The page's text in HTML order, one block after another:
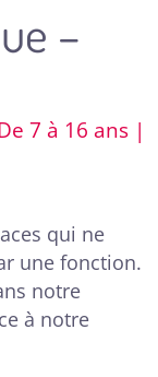
–
7 à 16 ans |
qui ne
une fonction.
notre
à notre